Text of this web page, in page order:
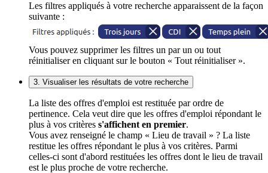
Les filtres appliqués à votre recherche apparaissent de la façon
suivante :
Vous pouvez supprimer les filtres un par un ou tout
réinitialiser en cliquant sur le bouton « Tout réinitialiser ».
3. Visualiser les résultats de votre recherche
La liste des offres d'emploi est restituée par ordre de
pertinence. Cela veut dire que les offres d'emploi répondant le
plus à vos critères s'affichent en premier.
Vous avez renseigné le champ « Lieu de travail » ? La liste
restitue les offres répondant le plus à vos critères. Parmi
celles-ci sont d'abord restituées les offres dont le lieu de travail
est le plus proche de votre recherche.